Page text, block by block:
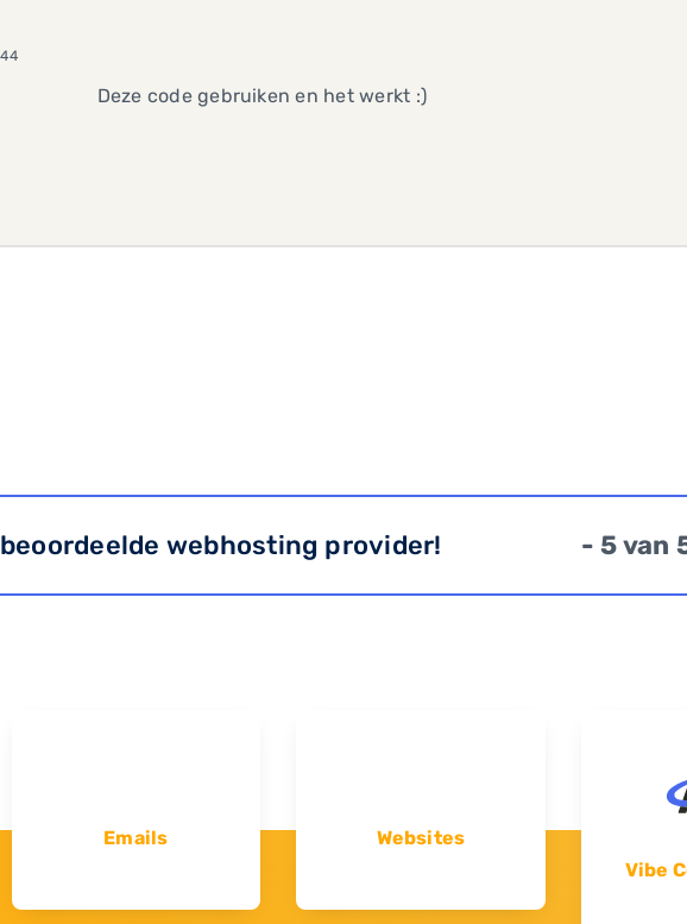
Deze code gebruiken en het werkt :)
webhosting provider! - 5 van
Emails
Websites
Vibe